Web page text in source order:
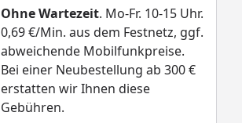
Ohne Wartezeit. Mo-Fr. 10-15 Uhr.
0,69 €/Min. aus dem Festnetz, ggf.
abweichende Mobilfunkpreise.
Bei einer Neubestellung ab 300 €
erstatten wir Ihnen diese
Gebühren.